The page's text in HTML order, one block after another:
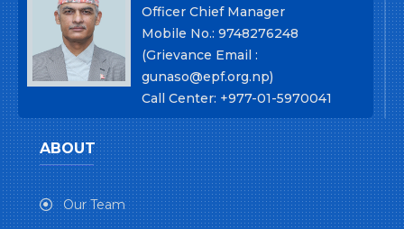
Officer Chief Manager
Mobile No.: 9748276248
(Grievance Email :
gunaso@epf.org.np)
Call Center: +977-01-5970041
ABOUT
Our Team